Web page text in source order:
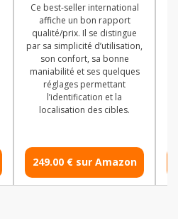
Ce best-seller international
affiche un bon rapport
qualité/prix. Il se distingue
par sa simplicité d’utilisation,
son confort, sa bonne
maniabilité et ses quelques
réglages permettant
l’identification et la
localisation des cibles.
249.00 € sur Amazon